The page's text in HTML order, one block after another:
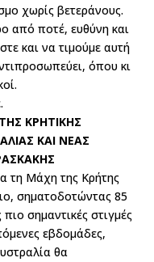
χωρίς βετεράνους.
από ποτέ, ευθύνη και
και να τιμούμε αυτή
όπου κι
ΚΡΗΤΙΚΗΣ
ΚΑΙ ΝΕΑΣ
τη Μάχη της Κρήτης
σηματοδοτώντας 85
σημαντικές στιγμές
εβδομάδες,
θα